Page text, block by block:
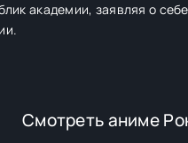
академии, заявляя о
Смотреть аниме